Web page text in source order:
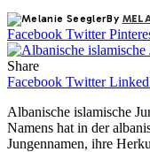
By
Facebook Twitter
Share
Facebook Twitter
Albanische islamische
Namens hat in der
Jungennamen, ihre